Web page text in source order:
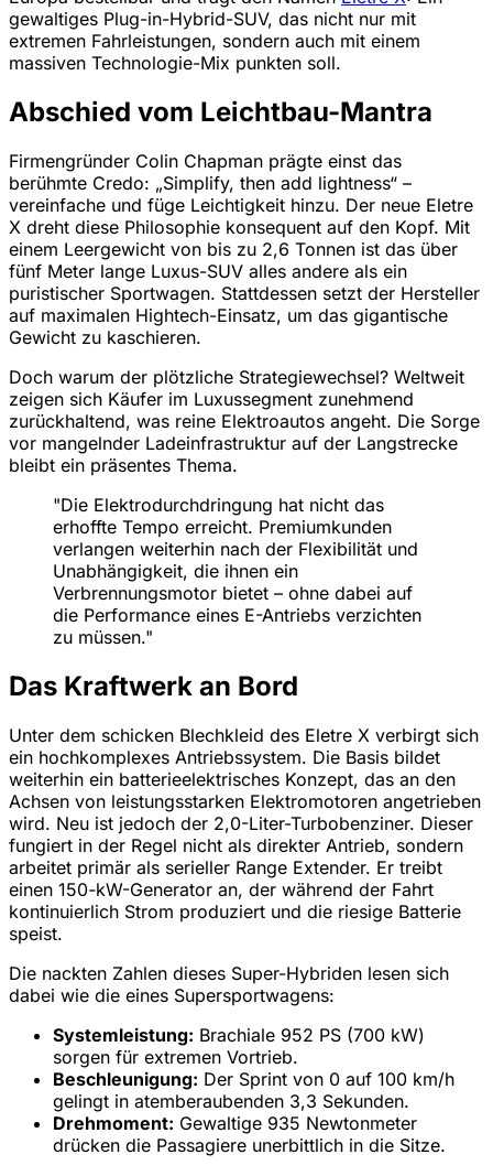
gewaltiges Plug-in-Hybrid-SUV, das nicht nur mit
extremen Fahrleistungen, sondern auch mit einem
massiven Technologie-Mix punkten soll.
Abschied vom Leichtbau-Mantra
Firmengründer Colin Chapman prägte einst das
berühmte Credo: „Simplify, then add lightness“ –
vereinfache und füge Leichtigkeit hinzu. Der neue Eletre
X dreht diese Philosophie konsequent auf den Kopf. Mit
einem Leergewicht von bis zu 2,6 Tonnen ist das über
fünf Meter lange Luxus-SUV alles andere als ein
puristischer Sportwagen. Stattdessen setzt der Hersteller
auf maximalen Hightech-Einsatz, um das gigantische
Gewicht zu kaschieren.
Doch warum der plötzliche Strategiewechsel? Weltweit
zeigen sich Käufer im Luxussegment zunehmend
zurückhaltend, was reine Elektroautos angeht. Die Sorge
vor mangelnder Ladeinfrastruktur auf der Langstrecke
bleibt ein präsentes Thema.
"Die Elektrodurchdringung hat nicht das
erhoffte Tempo erreicht. Premiumkunden
verlangen weiterhin nach der Flexibilität und
Unabhängigkeit, die ihnen ein
Verbrennungsmotor bietet – ohne dabei auf
die Performance eines E-Antriebs verzichten
zu müssen."
Das Kraftwerk an Bord
Unter dem schicken Blechkleid des Eletre X verbirgt sich
ein hochkomplexes Antriebssystem. Die Basis bildet
weiterhin ein batterieelektrisches Konzept, das an den
Achsen von leistungsstarken Elektromotoren angetrieben
wird. Neu ist jedoch der 2,0-Liter-Turbobenziner. Dieser
fungiert in der Regel nicht als direkter Antrieb, sondern
arbeitet primär als serieller Range Extender. Er treibt
einen 150-kW-Generator an, der während der Fahrt
kontinuierlich Strom produziert und die riesige Batterie
speist.
Die nackten Zahlen dieses Super-Hybriden lesen sich
dabei wie die eines Supersportwagens:
Systemleistung: Brachiale 952 PS (700 kW)
sorgen für extremen Vortrieb.
Beschleunigung: Der Sprint von 0 auf 100 km/h
gelingt in atemberaubenden 3,3 Sekunden.
Drehmoment: Gewaltige 935 Newtonmeter
drücken die Passagiere unerbittlich in die Sitze.